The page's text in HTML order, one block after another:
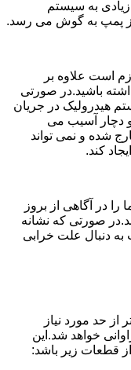
به سیستم
پمپ به گوش می رسد.
است علاوه بر
باشید.در صورتی
هیدرولیک در جریان
دچار آسیب می
شده و نمی تواند
کند.
را در آگاهی از بروز
صورتی که نشانه
به دنبال علت خرابی
حد مورد نیاز
خواهد شد.این
قطعات زیر باشد: